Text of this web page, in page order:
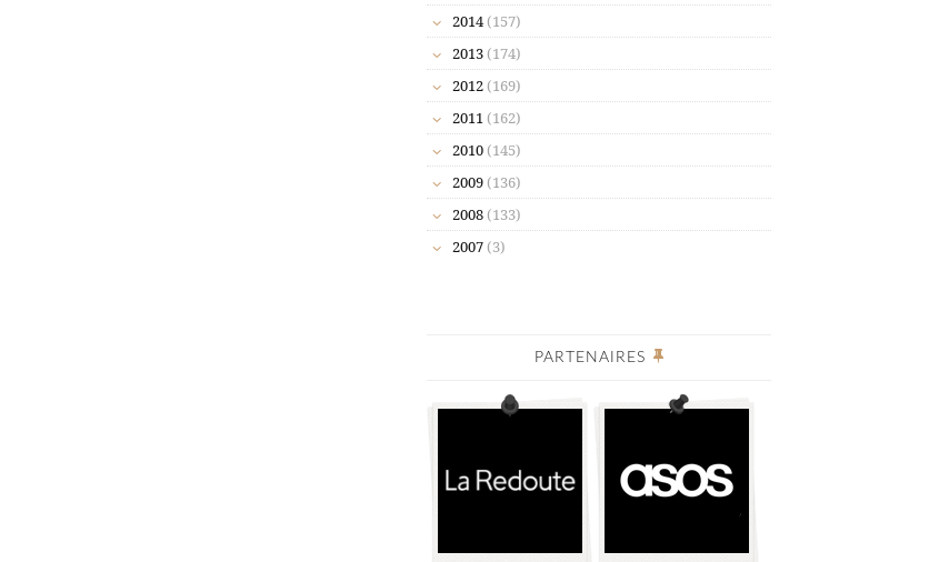
2014 (157)
2013 (174)
2012 (169)
2011 (162)
2010 (145)
2009 (136)
2008 (133)
2007 (3)
PARTENAIRES